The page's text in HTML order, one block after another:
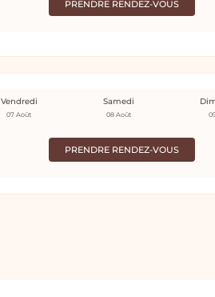
PRENDRE RENDEZ-VOUS
PRENDRE RENDEZ-VOUS
Vendredi
07 Août
Samedi
08 Août